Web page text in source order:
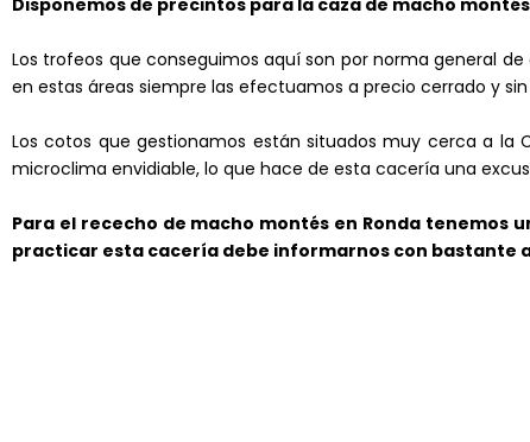
Disponemos de precintos para la caza de macho
Los trofeos que conseguimos aquí son por norma general
en estas áreas siempre las efectuamos a precio cerrado y
Los cotos que gestionamos están situados muy cerca a la
microclima envidiable, lo que hace de esta cacería una
Para el rececho de macho montés en Ronda tenemos
practicar esta cacería debe informarnos con bastante